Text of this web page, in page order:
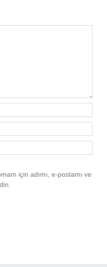
için adımı, e-postamı ve